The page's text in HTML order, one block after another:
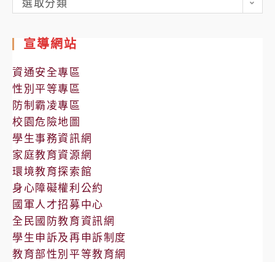
處
公
告
選取分類
宣導網站
資通安全專區
性別平等專區
防制霸凌專區
校園危險地圖
學生事務資訊網
家庭教育資源網
環境教育探索館
身心障礙權利公約
國軍人才招募中心
全民國防教育資訊網
學生申訴及再申訴制度
教育部性別平等教育網